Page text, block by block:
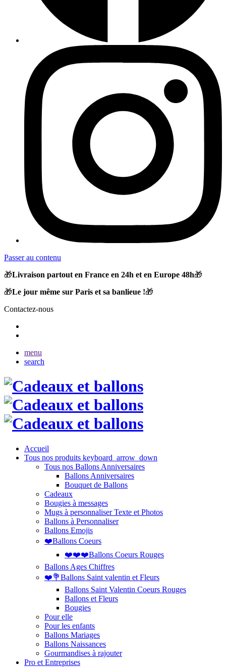
Passer au contenu
🎁Livraison partout en France en 24h et en Europe 48h🎁
🎁Le jour même sur Paris et sa banlieue !🎁
Contactez-nous
menu
search
Accueil
Tous nos produits keyboard_arrow_down
Tous nos Ballons Anniversaires
Ballons Anniversaires
Bouquet de Ballons
Cadeaux
Bougies à messages
Mugs à personnaliser Texte et Photos
Ballons à Personnaliser
Ballons Emojis
❤️Ballons Coeurs
❤️❤️❤️Ballons Coeurs Rouges
Ballons Ages Chiffres
❤️💐Ballons Saint valentin et Fleurs
Ballons Saint Valentin Coeurs Rouges
Ballons et Fleurs
Bougies
Pour elle
Pour les enfants
Ballons Mariages
Ballons Naissances
Gourmandises à rajouter
Pro et Entreprises